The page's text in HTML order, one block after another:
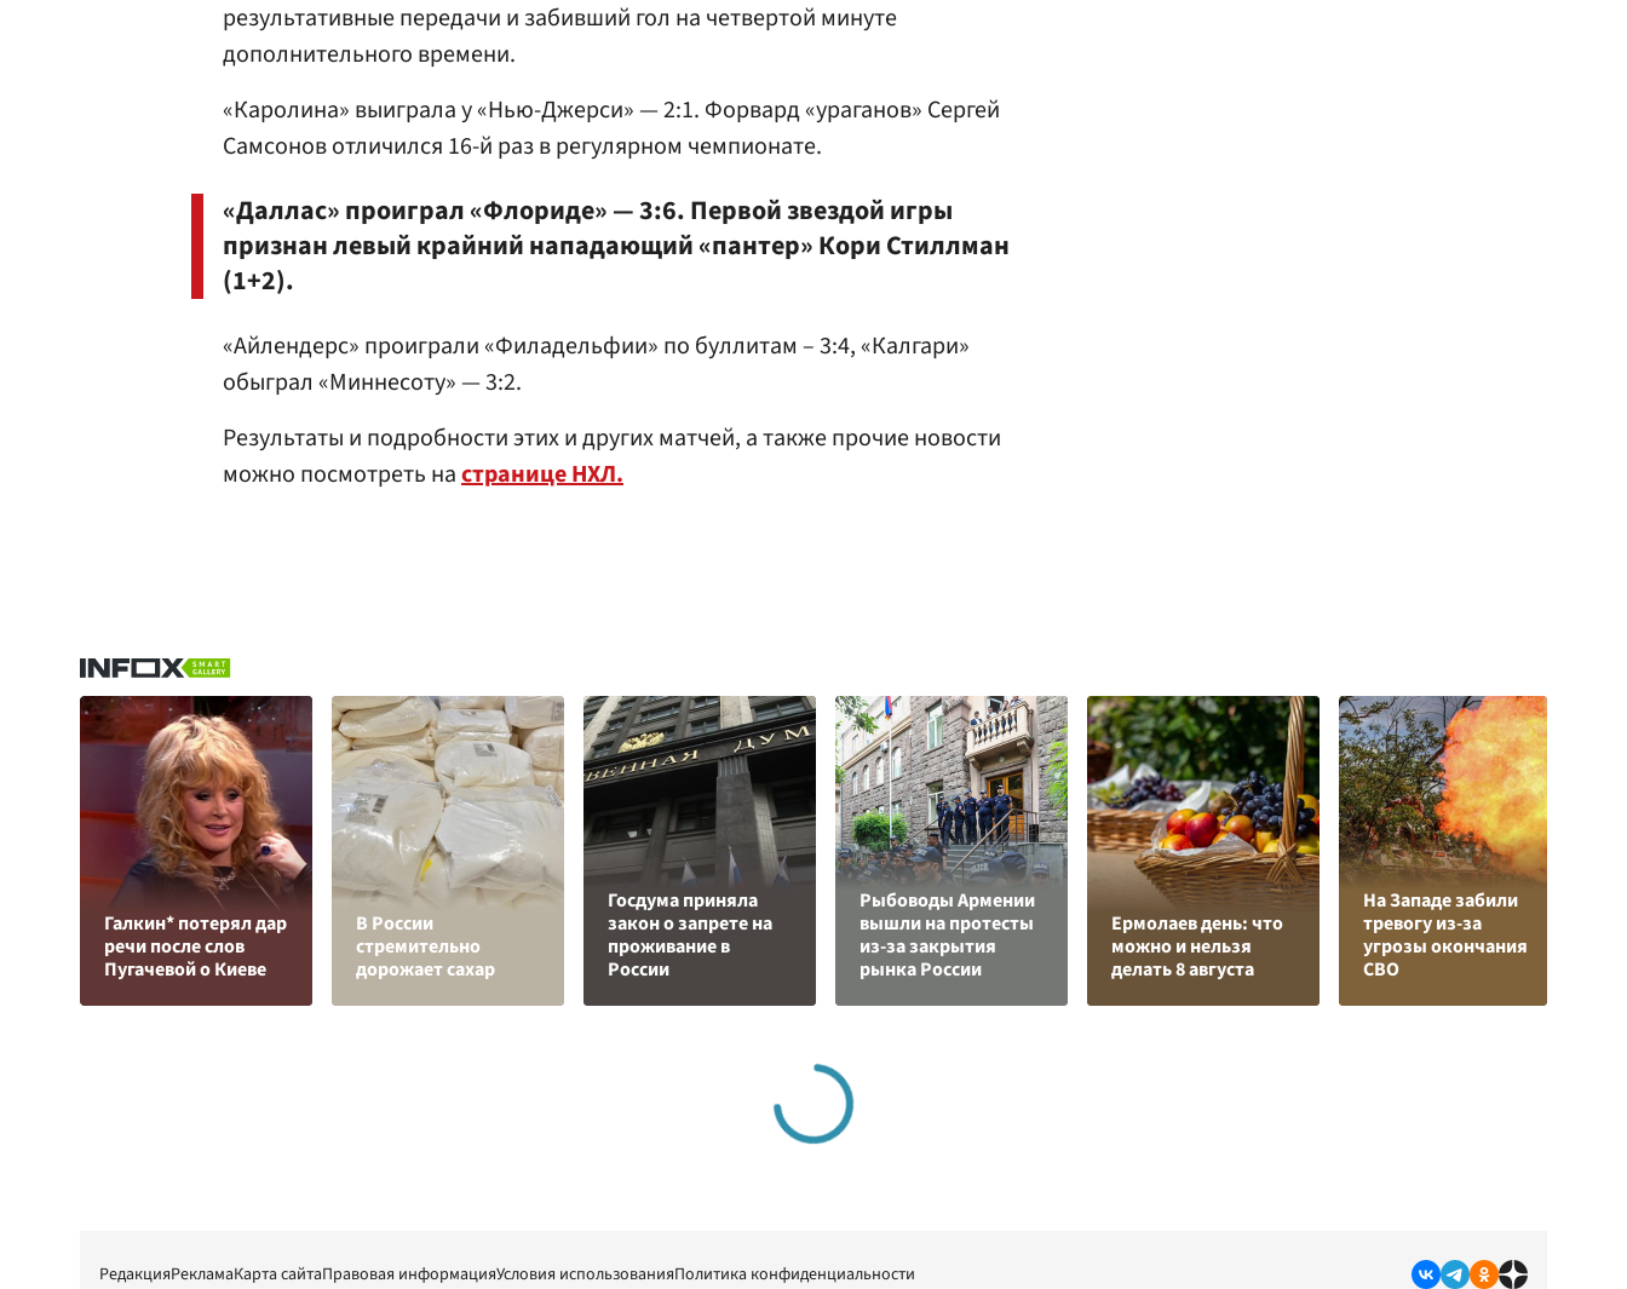
результативные передачи и забивший гол на четвертой минуте
дополнительного времени.
«Каролина» выиграла у «Нью-Джерси» — 2:1. Форвард «ураганов» Сергей
Самсонов отличился 16-й раз в регулярном чемпионате.
«Даллас» проиграл «Флориде» — 3:6. Первой звездой игры
признан левый крайний нападающий «пантер» Кори Стиллман
(1+2).
«Айлендерс» проиграли «Филадельфии» по буллитам – 3:4, «Калгари»
обыграл «Миннесоту» — 3:2.
Результаты и подробности этих и других матчей, а также прочие новости
можно посмотреть настранице НХЛ.
Галкин* потерял дар
речи после слов
Пугачевой о Киеве
В России
стремительно
дорожает сахар
Госдума приняла
закон о запрете на
проживание в
России
Рыбоводы Армении
вышли на протесты
из-за закрытия
рынка России
Ермолаев день: что
можно и нельзя
делать 8 августа
На Западе забили
тревогу из-за
угрозы окончания
СВО
РедакцияРекламаКарта сайтаПравовая информацияУсловия использованияПолитика конфиденциальности